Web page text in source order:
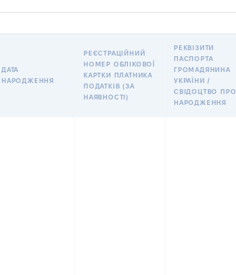
ДАТА
НАРОДЖЕННЯ
РЕЄСТРАЦІЙНИЙ
НОМЕР ОБЛІКОВОЇ
КАРТКИ ПЛАТНИКА
ПОДАТКІВ (ЗА
НАЯВНОСТІ)
РЕКВІЗИТИ
ПАСПОРТА
ГРОМАДЯНИНА
УКРАЇНИ /
СВІДОЦТВО ПРО
НАРОДЖЕННЯ